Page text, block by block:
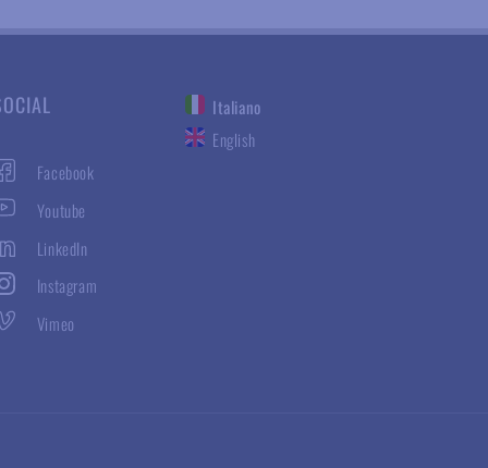
Facebook
Youtube
LinkedIn
Instagram
Vimeo
Italiano
English